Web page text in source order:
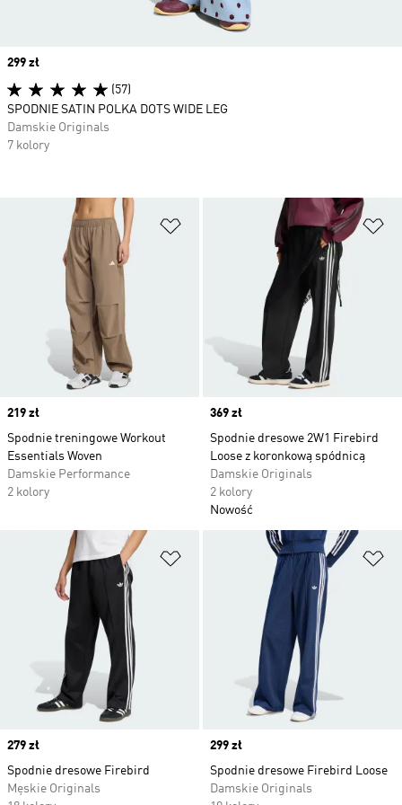
Dodaj do listy życzeń
Price
219 zł
Spodnie treningowe Workout
Essentials Woven
Damskie Performance
2 kolory
Price
369 zł
Spodnie dresowe 2W1 Firebird
Loose z koronkową spódnicą
Damskie Originals
2 kolory
Nowość
Dodaj do listy życzeń
Price
279 zł
Spodnie dresowe Firebird
Męskie Originals
Price
299 zł
Spodnie dresowe Firebird Loose
Damskie Originals
Price
299 zł
(57)
SPODNIE SATIN POLKA DOTS WIDE LEG
Damskie Originals
7 kolory